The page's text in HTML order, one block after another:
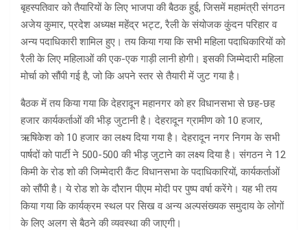
बृहस्पतिवार को तैयारियों के लिए भाजपा की बैठक हुई, जिसमें महामंत्री संगठन
अजेय कुमार, प्रदेश अध्यक्ष महेंद्र भट्ट, रैली के संयोजक कुंदन परिहार व
अन्य पदाधिकारी शामिल हुए। तय किया गया कि सभी महिला पदाधिकारियों को
रैली के लिए महिलाओं की एक-एक गाड़ी लानी होगी। इसकी जिम्मेदारी महिला
मोर्चा को सौंपी गई है, जो कि अपने स्तर से तैयारी में जुट गया है।
बैठक में तय किया गया कि देहरादून महानगर को हर विधानसभा से छह-छह
हजार कार्यकर्ताओं की भीड़ जुटानी है। देहरादून ग्रामीण को 10 हजार,
ऋषिकेश को 10 हजार का लक्ष्य दिया गया है। देहरादून नगर निगम के सभी
पार्षदों को पार्टी ने 500-500 की भीड़ जुटाने का लक्ष्य दिया है। संगठन ने 12
किमी के रोड शो की जिम्मेदारी कैंट विधानसभा के पदाधिकारियों, कार्यकर्ताओं
को सौंपी है। ये रोड शो के दौरान पीएम मोदी पर पुष्प वर्षा करेंगे। यह भी तय
किया गया कि कार्यक्रम स्थल पर सिख व अन्य अल्पसंख्यक समुदाय के लोगों
के लिए अलग से बैठने की व्यवस्था की जाएगी।